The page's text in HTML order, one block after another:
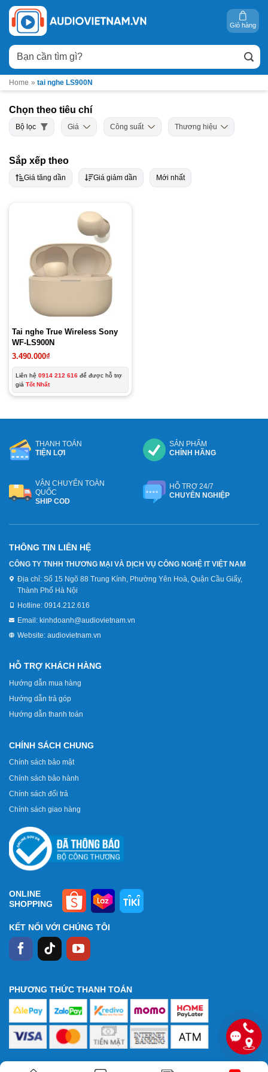
Bỏ
qua
nội
dung
Tìm
kiếm:
Giỏ hàng
Home » tai nghe LS900N
Chọn theo tiêu chí
Bộ lọc Giá Công suất Thương hiệu
Sắp xếp theo
Giá tăng dần Giá giảm dần Mới nhất
Tai nghe True Wireless Sony
WF-LS900N
3.490.000₫
Liên hệ 0914 212 616 để được hỗ trợ
giá Tốt Nhất
THANH TOÁN
TIỆN LỢI
SẢN PHẨM
CHÍNH HÃNG
VẬN CHUYỂN TOÀN
QUỐC
SHIP COD
HỖ TRỢ 24/7
CHUYÊN NGHIỆP
THÔNG TIN LIÊN HỆ
CÔNG TY TNHH THƯƠNG MẠI VÀ DỊCH VỤ CÔNG NGHỆ IT VIỆT NAM
Địa chỉ: Số 15 Ngõ 88 Trung Kính, Phường Yên Hoà, Quận Cầu Giấy,
Thành Phố Hà Nội
Hotline: 0914.212.616
Email: kinhdoanh@audiovietnam.vn
Website: audiovietnam.vn
HỖ TRỢ KHÁCH HÀNG
Hướng dẫn mua hàng
Hướng dẫn trả góp
Hướng dẫn thanh toán
CHÍNH SÁCH CHUNG
Chính sách bảo mật
Chính sách bảo hành
Chính sách đổi trả
Chính sách giao hàng
ONLINE
SHOPPING
KẾT NỐI VỚI CHÚNG TÔI
PHƯƠNG THỨC THANH TOÁN